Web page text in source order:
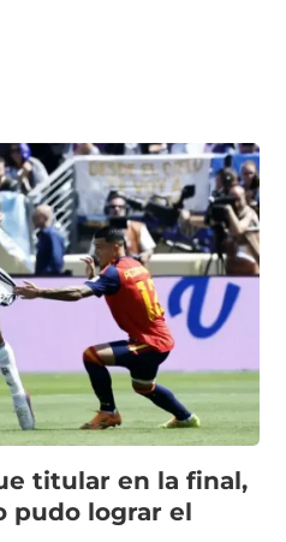
titular en la final,
pudo lograr el